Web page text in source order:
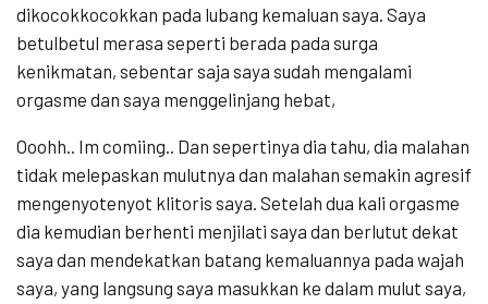
dikocokkocokkan pada lubang kemaluan saya. Saya
betulbetul merasa seperti berada pada surga
kenikmatan, sebentar saja saya sudah mengalami
orgasme dan saya menggelinjang hebat,
Ooohh.. Im comiing.. Dan sepertinya dia tahu, dia malahan
tidak melepaskan mulutnya dan malahan semakin agresif
mengenyotenyot klitoris saya. Setelah dua kali orgasme
dia kemudian berhenti menjilati saya dan berlutut dekat
saya dan mendekatkan batang kemaluannya pada wajah
saya, yang langsung saya masukkan ke dalam mulut saya,